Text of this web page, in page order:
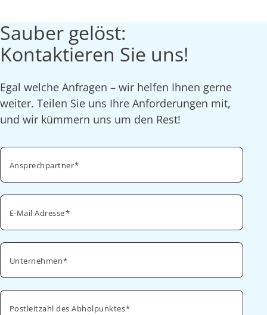
Sauber gelöst:
Kontaktieren Sie uns!
Egal welche Anfragen – wir helfen Ihnen gerne
weiter. Teilen Sie uns Ihre Anforderungen mit,
und wir kümmern uns um den Rest!
Ansprechpartner
E-Mail Adresse
Unternehmen
Postleitzahl des Abholpunktes